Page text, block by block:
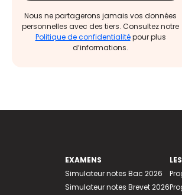
Nous ne partagerons jamais vos données
personnelles avec des tiers. Consultez notre
Politique de confidentialitépour plus
d’informations.
EXAMENS
Simulateur notes Bac 2026
Simulateur notes Brevet 2026